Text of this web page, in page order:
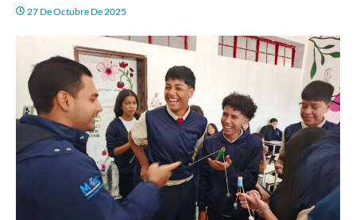
27 De Octubre De 2025